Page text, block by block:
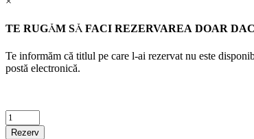
TE RUGĂM SĂ FACI REZERVAREA DOAR
Te informăm că titlul pe care l-ai rezervat nu este
postă electronică.
Criminalistica
quantity
Rezerv